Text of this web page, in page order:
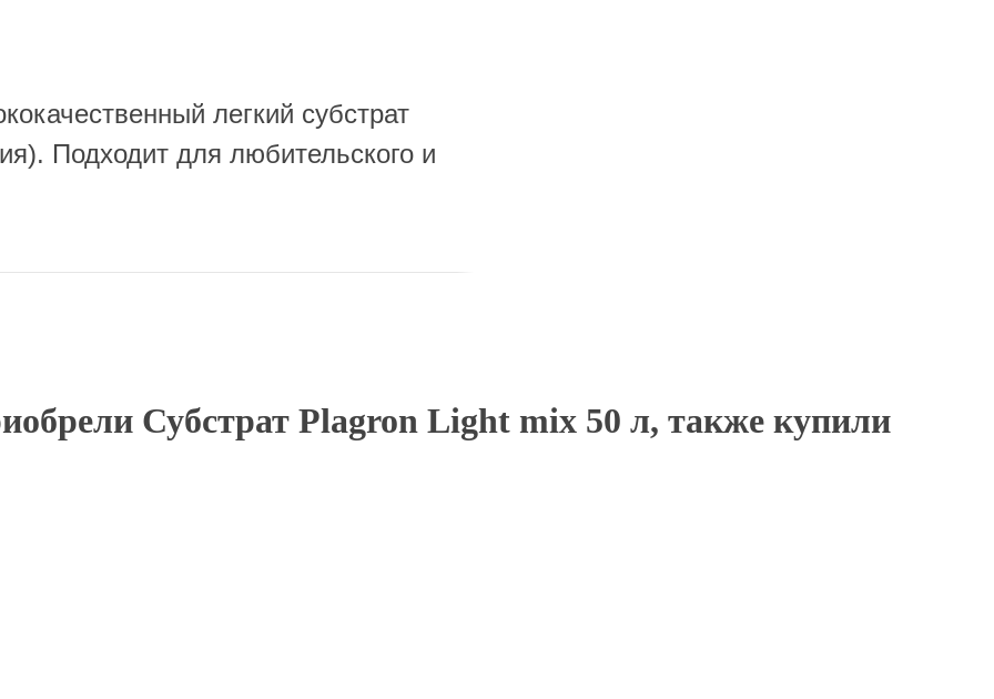
легкий субстрат
Подходит для любительского и
Субстрат Plagron Light mix 50 л, также купили